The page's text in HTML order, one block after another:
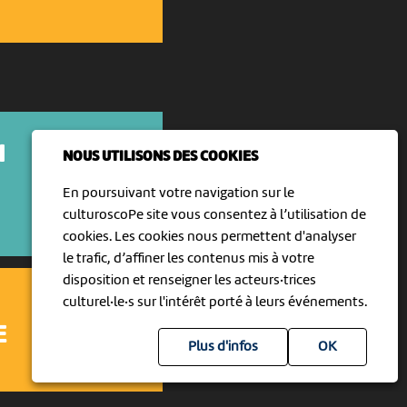
NOUS UTILISONS DES COOKIES
En poursuivant votre navigation sur le
culturoscoPe site vous consentez à l’utilisation de
cookies. Les cookies nous permettent d'analyser
le trafic, d’affiner les contenus mis à votre
disposition et renseigner les acteurs·trices
culturel·le·s sur l'intérêt porté à leurs événements.
Plus d'infos